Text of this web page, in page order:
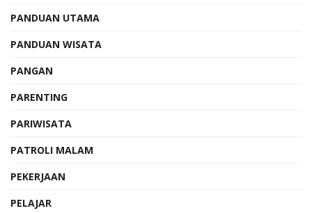
PANDUAN UTAMA
PANDUAN WISATA
PANGAN
PARENTING
PARIWISATA
PATROLI MALAM
PEKERJAAN
PELAJAR